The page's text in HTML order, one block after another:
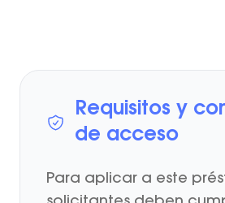
Requisitos y
de acceso
Para aplicar a este